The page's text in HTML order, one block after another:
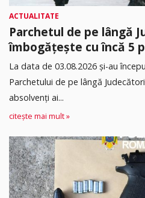
ACTUALITATE
Parchetul de pe lângă
îmbogățește cu încă 5
La data de 03.08.2026 şi-au
Parchetului de pe lângă
absolvenţi ai...
citește mai mult »